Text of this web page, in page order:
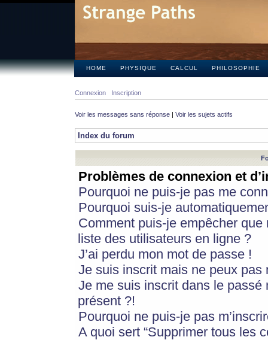
HOME PHYSIQUE CALCUL PHILOSOPHIE
Connexion Inscription
Voir les messages sans réponse | Voir les sujets actifs
Index du forum
Problèmes de connexion et
Pourquoi ne puis-je pas me
Pourquoi suis-je
Comment puis-je empêcher
liste des utilisateurs en ligne ?
J’ai perdu mon mot de passe !
Je suis inscrit mais ne peux pas
Je me suis inscrit dans le
présent ?!
Pourquoi ne puis-je pas
A quoi sert “Supprimer tous les